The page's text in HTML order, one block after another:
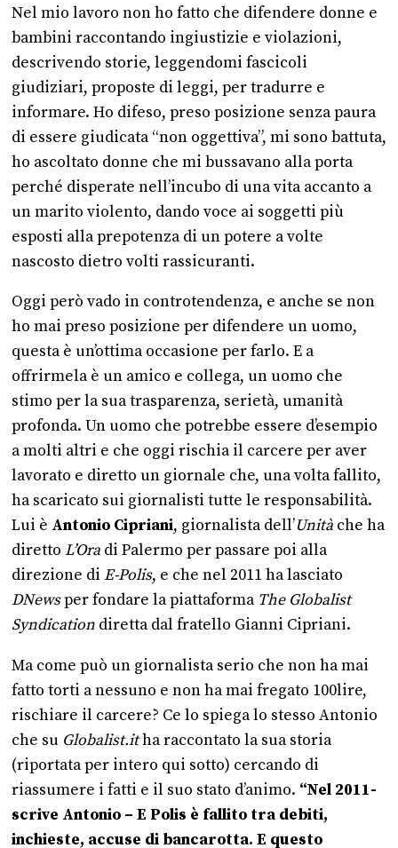
Nel mio lavoro non ho fatto che difendere donne e
bambini raccontando ingiustizie e violazioni,
descrivendo storie, leggendomi fascicoli
giudiziari, proposte di leggi, per tradurre e
informare. Ho difeso, preso posizione senza paura
di essere giudicata “non oggettiva”, mi sono battuta,
ho ascoltato donne che mi bussavano alla porta
perché disperate nell’incubo di una vita accanto a
un marito violento, dando voce ai soggetti più
esposti alla prepotenza di un potere a volte
nascosto dietro volti rassicuranti.
Oggi però vado in controtendenza, e anche se non
ho mai preso posizione per difendere un uomo,
questa è un’ottima occasione per farlo. E a
offrirmela è un amico e collega, un uomo che
stimo per la sua trasparenza, serietà, umanità
profonda. Un uomo che potrebbe essere d’esempio
a molti altri e che oggi rischia il carcere per aver
lavorato e diretto un giornale che, una volta fallito,
ha scaricato sui giornalisti tutte le responsabilità.
Lui è Antonio Cipriani, giornalista dell’Unità che ha
diretto L’Ora di Palermo per passare poi alla
direzione di E-Polis, e che nel 2011 ha lasciato
DNewsper fondare la piattaforma The Globalist
Syndication diretta dal fratello Gianni Cipriani.
Ma come può un giornalista serio che non ha mai
fatto torti a nessuno e non ha mai fregato 100lire,
rischiare il carcere? Ce lo spiega lo stesso Antonio
che su Globalist.itha raccontato la sua storia
(riportata per intero qui sotto) cercando di
riassumere i fatti e il suo stato d’animo. “Nel 2011-
scrive Antonio – E Polis è fallito tra debiti,
inchieste, accuse di bancarotta. E questo